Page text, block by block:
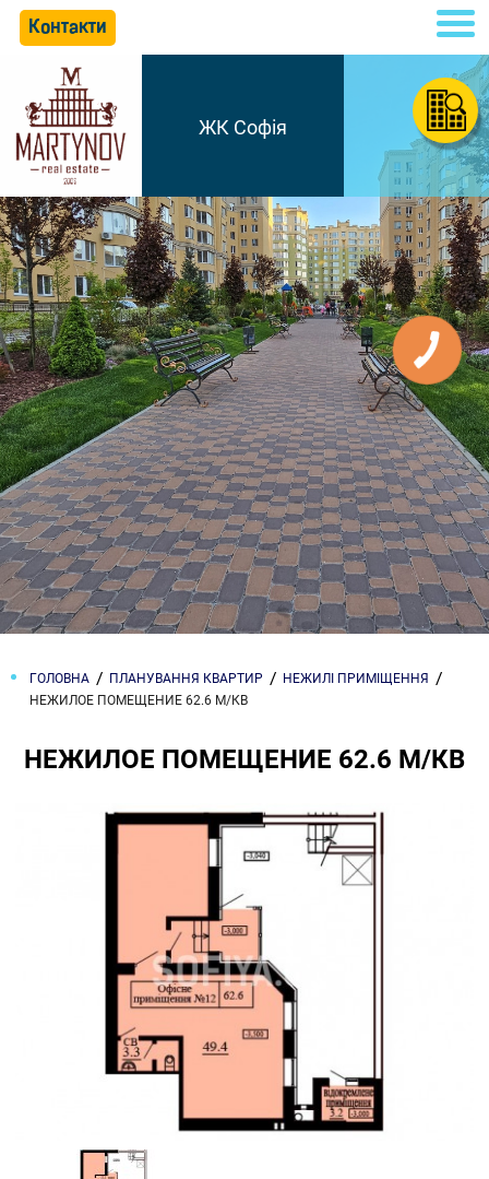
Контакти
ЖК Софія
ГОЛОВНА ПЛАНУВАННЯ КВАРТИР
НЕЖИЛІ ПРИМІЩЕННЯ
НЕЖИЛОЕ ПОМЕЩЕНИЕ 62.6 М/КВ
НЕЖИЛОЕ ПОМЕЩЕНИЕ 62.6 М/КВ